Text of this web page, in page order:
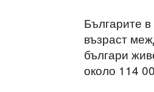
Българите
възраст
българи
около 114